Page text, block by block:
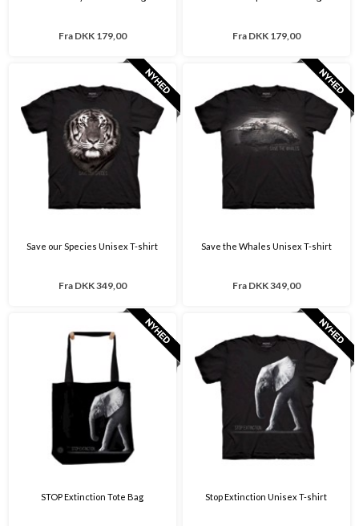
Fra DKK 179,00 Fra DKK 179,00
Save our Species Unisex T-shirt
Fra DKK 349,00
Save the Whales Unisex T-shirt
Fra DKK 349,00
STOP Extinction Tote Bag Stop Extinction Unisex T-shirt